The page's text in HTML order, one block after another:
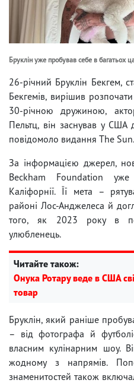
Бруклін уже пробував себе в багатьох
26-річний Бруклін Бекгем,
Бекгемів, вирішив
30-річною дружиною,
Пельтц, він заснував у
повідомоло видання The Sun.
За інформацією джерел,
Beckham Foundation
Каліфорнії. Її мета –
районі Лос-Анджелеса й
того, як 2023 року в
улюбленець.
Читайте також:
Онука Ротару веде в США
товар
Бруклін, який раніше
– від фотографа й
власним кулінарним шоу.
жодному з напрямів.
знаменитостей також